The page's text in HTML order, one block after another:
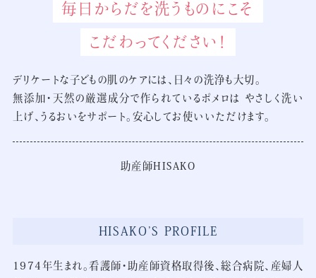
毎日からだを洗うものにこそ
こだわってください！
デリケートな子どもの肌のケアには、日々の洗浄も大切。
無添加・天然の厳選成分で作られているポメロは
やさしく洗い
上げ、うるおいをサポート。安心してお使いいただけます。
助産師HISAKO
HISAKO’S PROFILE
1974年生まれ。看護師・助産師資格取得後、総合病院、産婦人